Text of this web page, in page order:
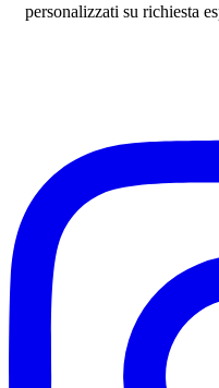
personalizzati su richiesta